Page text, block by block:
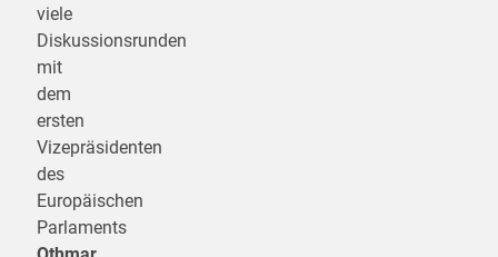
viele
Diskussionsrunden
mit
dem
ersten
Vizepräsidenten
des
Europäischen
Parlaments